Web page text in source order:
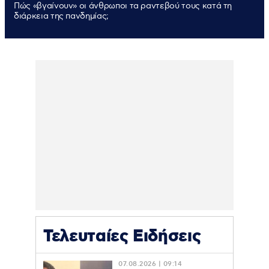
Πώς «βγαίνουν» οι άνθρωποι τα ραντεβού τους κατά τη
διάρκεια της πανδημίας;
Τελευταίες Ειδήσεις
07.08.2026 | 09:14